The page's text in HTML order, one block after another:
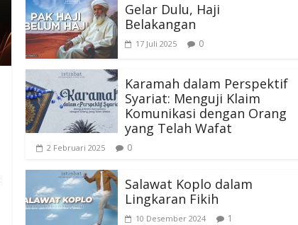
Gelar Dulu, Haji
Belakangan
17 Juli 2025 0
Karamah dalam Perspektif
Syariat: Menguji Klaim
Komunikasi dengan Orang
yang Telah Wafat
2 Februari 2025 0
Salawat Koplo dalam
Lingkaran Fikih
10 Desember 2024 1